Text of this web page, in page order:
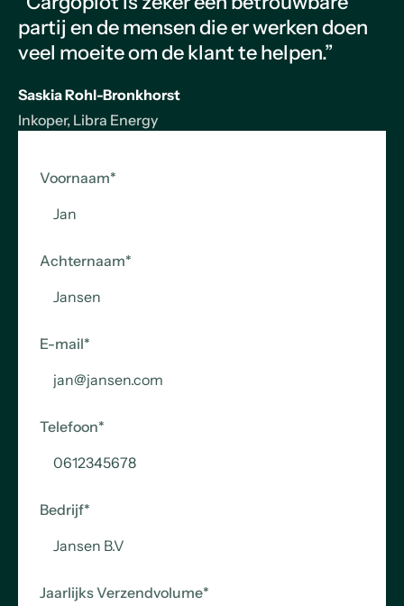
partij en de mensen die er werken doen
veel moeite om de klant te helpen.”
Saskia Rohl-Bronkhorst
Inkoper, Libra Energy
Voornaam*
Achternaam*
E-mail*
Telefoon*
Bedrijf*
Jaarlijks Verzendvolume*